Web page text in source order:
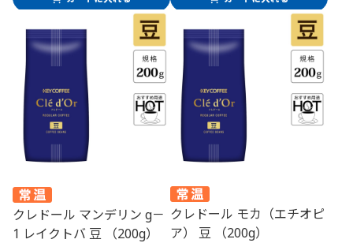
クレドール マンデリン g－
1 レイクトバ 豆 （200g）
クレドール モカ（エチオピ
ア） 豆 （200g）